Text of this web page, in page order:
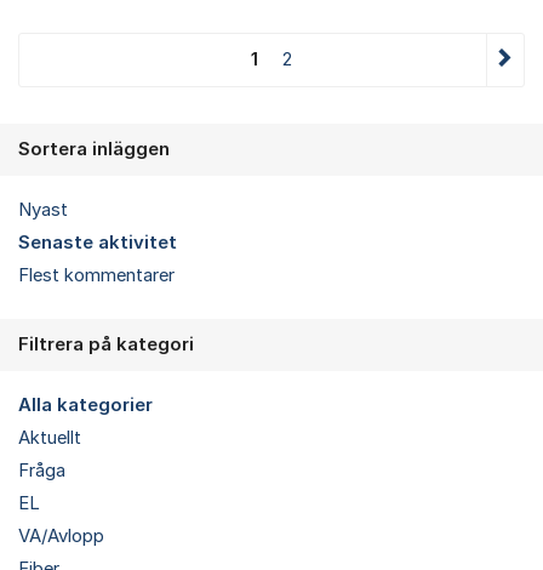
1 2
Sortera inläggen
Nyast
Senaste aktivitet
Flest kommentarer
Filtrera på kategori
Alla kategorier
Aktuellt
Fråga
EL
VA/Avlopp